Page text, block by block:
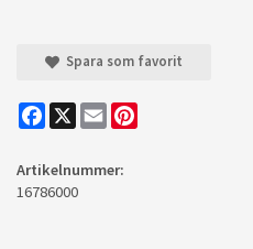
Spara som favorit
Facebook
X Email
Artikelnummer:
16786000